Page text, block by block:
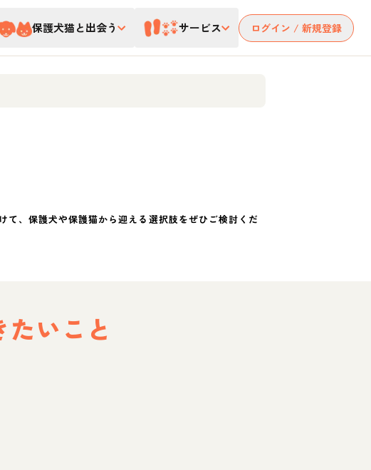
保護犬猫と出会う サービス ログイン / 新規登録
、保護犬や保護猫から迎える選択肢をぜひご検討くだ
いこと